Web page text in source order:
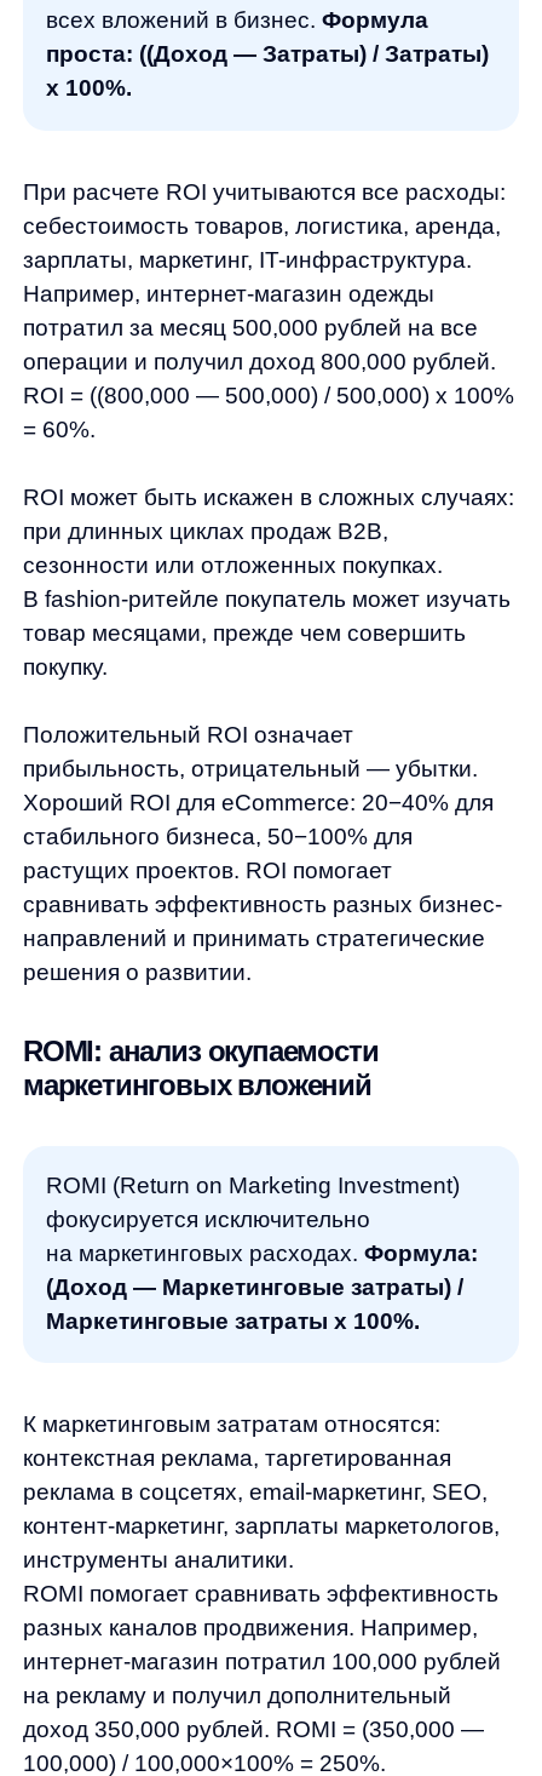
Положительный ROI означает
прибыльность, отрицательный — убытки.
сравнивать эффективность разных бизнес-
направлений и принимать стратегические
ROMI: анализ окупаемости
маркетинговых вложений
ROMI (Return on Marketing Investment)
на маркетинговых расходах.
Маркетинговые затраты x 100%.
К маркетинговым затратам относятся:
контекстная реклама, таргетированная
инструменты аналитики.
ROMI помогает сравнивать эффективность
разных каналов продвижения. Например,
интернет-магазин потратил 100,000 рублей
на рекламу и получил дополнительный
доход 350,000 рублей. ROMI = (350,000 —
100,000) / 100,000×100% = 250%.
Отличие от ROI: ROMI не учитывает
маркетинга. Это позволяет точнее оценить
работу маркетингового отдела
ROMI особенно полезен для быстрых
решений о перераспределении бюджета
между Google Ads, Facebook, email-
рассылками и другими каналами
привлечения.
рекламных расходов
ROAS (Return on Advertising Spend) —
самый простой показатель
эффективности рекламы.Формула:
Доход от рекламы / Расходы
на рекламу x 100%.
ROAS не учитывает себестоимость товаров
и прочие издержки, показывая только
соотношение рекламных трат и полученного